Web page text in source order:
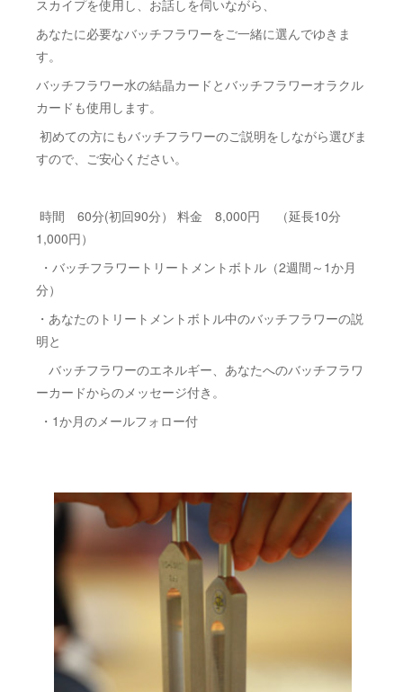
スカイプを使用し、お話しを伺いながら、
あなたに必要なバッチフラワーをご一緒に選んでゆきま
す。
バッチフラワー水の結晶カードとバッチフラワーオラクル
カードも使用します。
初めての方にもバッチフラワーのご説明をしながら選びま
すので、ご安心ください。
時間 60分(初回90分） 料金 8,000円 （延長10分
1,000円）
・バッチフラワートリートメントボトル（2週間～1か月
分）
・あなたのトリートメントボトル中のバッチフラワーの説
明と
バッチフラワーのエネルギー、あなたへのバッチフラワ
ーカードからのメッセージ付き。
・1か月のメールフォロー付